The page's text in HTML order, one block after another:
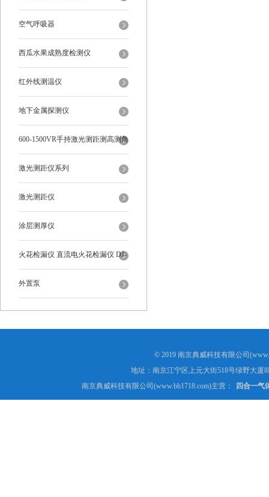
空气呼吸器
西瓜水果成熟度检测仪
红外线测温仪
地下金属探测仪
600-1500VR手持激光测距测高测角
多功能
激光测距仪系列
激光测距仪
涂层测厚仪
火花检漏仪 直流电火花检漏仪 DJ-
6-A型
外置泵
© 2019 南京典威科技有限公司
地址：南京江宁区上元大街518号绿野大厦
南京典威科技有限公司(www.bh1718.com)主营：
四合一气